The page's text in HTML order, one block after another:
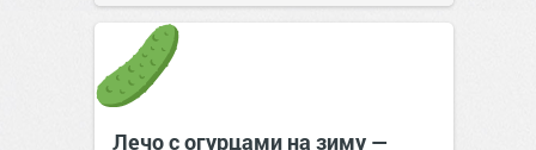
позитива! 22:38 Вчера
Лечо с огурцами на зиму —